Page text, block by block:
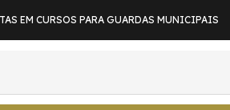
EM CURSOS PARA GUARDAS MUNICIPAIS